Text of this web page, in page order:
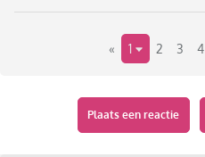
« 1 2 3 4
Plaats een reactie